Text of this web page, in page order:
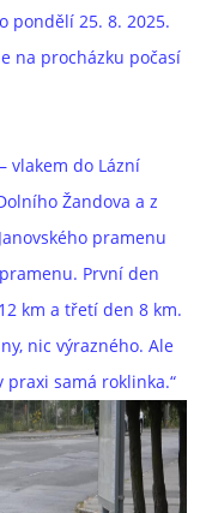
|RSS
pondělí 25. 8. 2025.
na procházku počasí
vlakem do Lázní
Žandova a z
pramenu
První den
km a třetí den 8 km.
nic výrazného. Ale
praxi samá roklinka.“